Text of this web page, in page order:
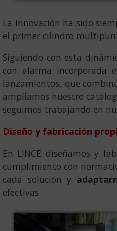
La innovación ha sido
el primer cilindro
Siguiendo con esta
con alarma incorporada
lanzamientos, que
ampliamos nuestro
seguimos trabajando en
Diseño y fabricación
En LINCE diseñamos y
cumplimiento con
cada solución y
efectivas.